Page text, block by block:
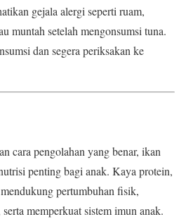
gejala alergi seperti ruam,
muntah setelah mengonsumsi tuna.
dan segera periksakan ke
cara pengolahan yang benar, ikan
penting bagi anak. Kaya protein,
pertumbuhan fisik,
memperkuat sistem imun anak.